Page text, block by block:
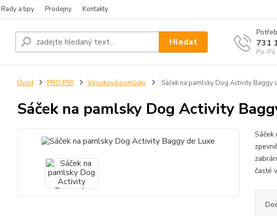
Rady a tipy Prodejny Kontakty
Hledat 731
Po-
Úvod PRO PSY Výcvikové pomůcky Sáček na pamlsky Dog Activity Baggy
Sáček na pamlsky Dog Activity
Sáček
časté